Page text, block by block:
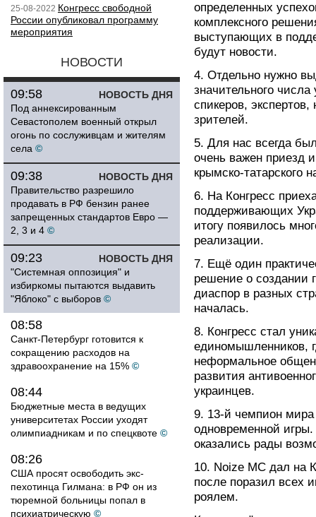
25-08-2022 Конгресс свободной
России опубликовал программу
мероприятия
НОВОСТИ
НОВОСТЬ ДНЯ
09:58
Под аннексированным
Севастополем военный открыл
огонь по сослуживцам и жителям
села ©
НОВОСТЬ ДНЯ
09:38
Правительство разрешило
продавать в РФ бензин ранее
запрещенных стандартов Евро —
2, 3 и 4 ©
НОВОСТЬ ДНЯ
09:23
"Системная оппозиция" и
избиркомы пытаются выдавить
"Яблоко" с выборов ©
08:58
Санкт-Петербург готовится к
сокращению расходов на
здравоохранение на 15% ©
08:44
Бюджетные места в ведущих
университетах России уходят
олимпиадникам и по спецквоте ©
08:26
США просят освободить экс-
пехотинца Гилмана: в РФ он из
тюремной больницы попал в
психиатрическую ©
определенных
комплексного
выступающих в
будут новости.
4. Отдельно нужно
значительного
спикеров,
зрителей.
5. Для нас всегда
очень важен приезд
крымско-татарского
6. На Конгресс
поддерживающих
итогу появилось
реализации.
7. Ещё один
решение о создании
диаспор в разных
началась.
8. Конгресс стал
единомышленников,
неформальное
развития
украинцев.
9. 13-й чемпион
одновременной
оказались рады
10. Noize MC дал на
после поразил всех
роялем.